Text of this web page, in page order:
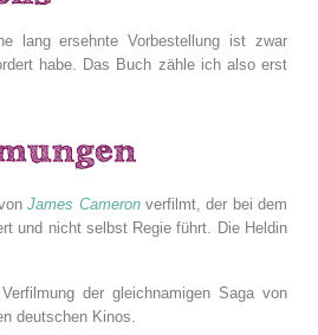
lang ersehnte Vorbestellung ist zwar
habe. Das Buch zähle ich also erst
James Cameronverfilmt, der bei dem
und nicht selbst Regie führt. Die Heldin
der gleichnamigen Saga von
deutschen Kinos.